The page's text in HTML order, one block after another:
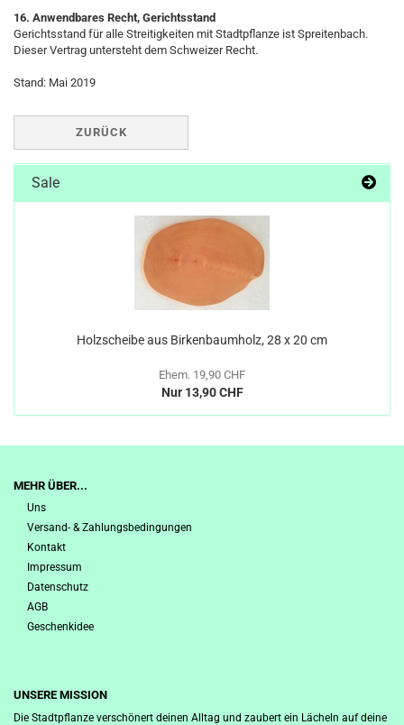
16. Anwendbares Recht, Gerichtsstand
Gerichtsstand für alle Streitigkeiten mit Stadtpflanze ist Spreitenbach.
Dieser Vertrag untersteht dem Schweizer Recht.
Stand: Mai 2019
ZURÜCK
Sale
Holzscheibe aus Birkenbaumholz, 28 x 20 cm
Ehem. 19,90 CHF
Nur 13,90 CHF
MEHR ÜBER...
Uns
Versand- & Zahlungsbedingungen
Kontakt
Impressum
Datenschutz
AGB
Geschenkidee
UNSERE MISSION
Die Stadtpflanze verschönert deinen Alltag und zaubert ein Lächeln auf deine